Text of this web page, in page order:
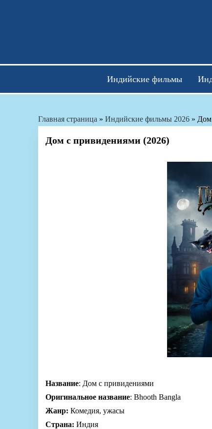
Индийские фильмы
Главная страница » Индийские фильмы 2026 » Дом
Дом с привидениями (2026)
Название: Дом с привидениями
Оригинальное название: Bhooth Bangla
Жанр: Комедия, ужасы
Страна: Индия